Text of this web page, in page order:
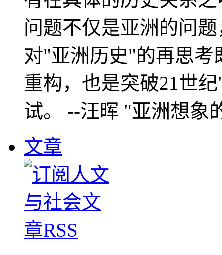
问题不仅是亚洲的问
对"亚洲历史"的再思考
重构，也是突破21世
试。 --汪晖 "亚洲想象
文章